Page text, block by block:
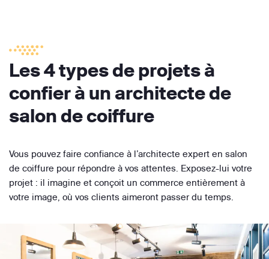
Les 4 types de projets à
confier à un architecte de
salon de coiffure
Vous pouvez faire confiance à l’architecte expert en salon
de coiffure pour répondre à vos attentes. Exposez-lui votre
projet : il imagine et conçoit un commerce entièrement à
votre image, où vos clients aimeront passer du temps.